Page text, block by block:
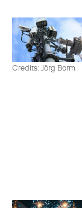
Credits: Jörg Borm